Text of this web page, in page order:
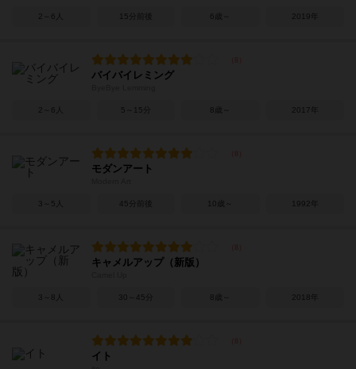
2～6人 15分前後 6歳～ 2019年
バイバイレミング
2～6人 5～15分 8歳～ 2017年
モダンアート
3～5人 45分前後 10歳～ 1992年
キャメルアップ（新版）
3～8人 30～45分 8歳～ 2018年
イト